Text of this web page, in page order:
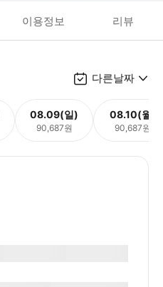
이용정보 리뷰
다른날짜
08.09(일)
90,687원
08.10(월)
90,687원